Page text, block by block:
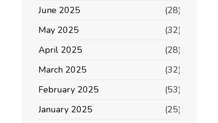
June 2025
(28)
May 2025
(32)
April 2025
(28)
March 2025
(32)
February 2025
(53)
January 2025
(25)